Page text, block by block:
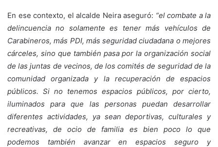
En ese contexto, el alcalde Neira aseguró: “el combate a la
delincuencia no solamente es tener más vehículos de
Carabineros, más PDI, más seguridad ciudadana o mejores
cárceles, sino que también pasa por la organización social
de las juntas de vecinos, de los comités de seguridad de la
comunidad organizada y la recuperación de espacios
públicos. Si no tenemos espacios públicos, por cierto,
iluminados para que las personas puedan desarrollar
diferentes actividades, ya sean deportivas, culturales y
recreativas, de ocio de familia es bien poco lo que
podemos también avanzar en espacios seguro y